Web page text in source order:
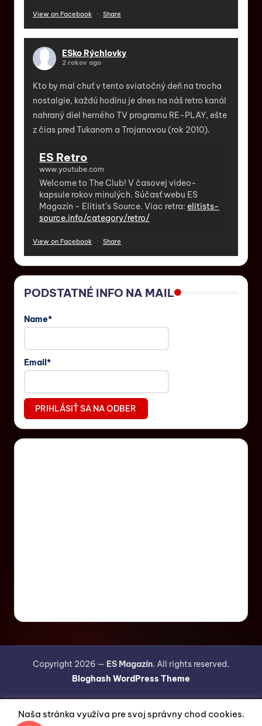
View on Facebook · Share
ESko Rýchlovky
2 rokov ago
Kto by mal chuť v tento sviatočný deň na trocha
nostalgie, každú hodinu je dnes na náš retro kanál
nahraný diel herného TV programu RE-PLAY, ešte
z čias pred Tukanom a Trojanovou (rok 2010).
ES Retro
www.youtube.com
Welcome to The Club! V časovej video-
kapsule rokov minulých. Súčasť webu ES
Magazín - Elitist's Source. Viac retra: elitists-
source.info/category/retro/
View on Facebook · Share
PODSTATNÉ INFO NA MAIL
Name*
Email*
Copyright 2026 — ES Magazín. All rights reserved.
Bloghash WordPress Theme
Naša stránka využíva pre svoj správny chod cookies.